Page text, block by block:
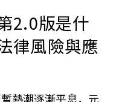
2.0版是什
律風險與應
熱潮逐漸平息，元